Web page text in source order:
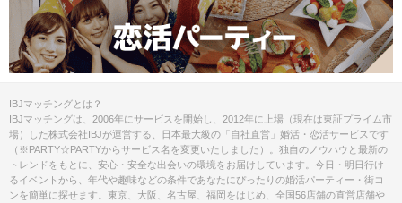
IBJマッチングとは？
IBJマッチングは、2006年にサービスを開始し、2012年に上場（現在は東証プライム市
場）した株式会社IBJが運営する、日本最大級の「自社直営」婚活・恋活サービスです
（※PARTY☆PARTYからサービス名を変更いたしました）。独自のノウハウと最新の
トレンドをもとに、安心・安全な出会いの環境をお届けしています。今日・明日行け
るイベントから、年代や趣味などの条件であなたにぴったりの婚活パーティー・街コ
ンを簡単に探せます。東京、大阪、名古屋、福岡をはじめ、全国56店舗の直営店舗や